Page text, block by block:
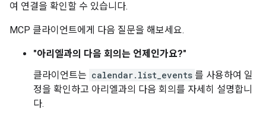
여 연결을 확인할 수 있습니다.
MCP 클라이언트에게 다음 질문을 해보세요.
"아리엘과의 다음 회의는 언제인가요?"
클라이언트는 calendar.list_events 를 사용하여 일
정을 확인하고 아리엘과의 다음 회의를 자세히 설명합니
다.